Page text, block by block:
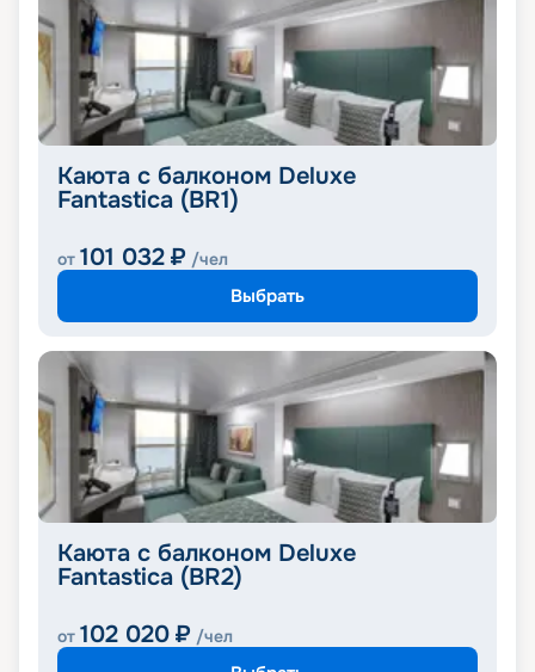
Каюта с балконом Deluxe
Fantastica (BR1)
от 101 032 ₽ /чел
Выбрать
Каюта с балконом Deluxe
Fantastica (BR2)
от 102 020 ₽ /чел